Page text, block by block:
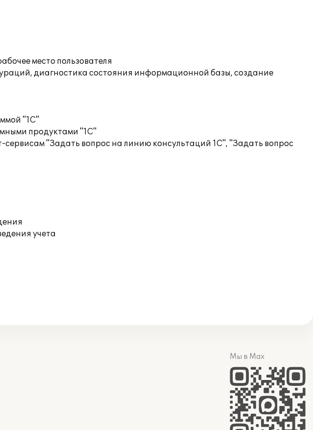
место пользователя
диагностика состояния информационной базы, создание
"1С"
продуктами "1С"
"Задать вопрос на линию консультаций 1С", "Задать вопрос
учета
Мы в Max